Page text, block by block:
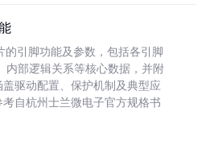
的引脚功能及参数，包括各引脚
内部逻辑关系等核心数据，并附
驱动配置、保护机制及典型应
自杭州士兰微电子官方规格书